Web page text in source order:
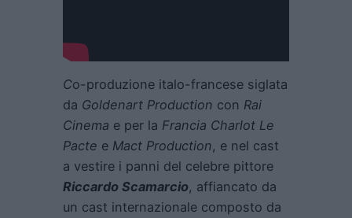
Co-produzione italo-francese siglata
da Goldenart Production con Rai
Cinema e per la Francia Charlot Le
Pacte e Mact Production, e nel cast
a vestire i panni del celebre pittore
Riccardo Scamarcio, affiancato da
un cast internazionale composto da